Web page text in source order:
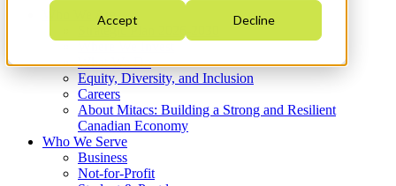
Accept Decline
Who We Are
Strategic Plan 2026-2030
What We Do
Equity, Diversity, and Inclusion
Careers
About Mitacs: Building a Strong and Resilient
Canadian Economy
Who We Serve
Business
Not-for-Profit